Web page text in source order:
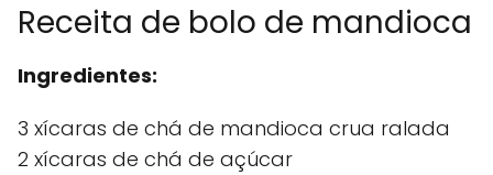
Receita de bolo de mandioca
Ingredientes:
3 xícaras de chá de mandioca crua ralada
2 xícaras de chá de açúcar